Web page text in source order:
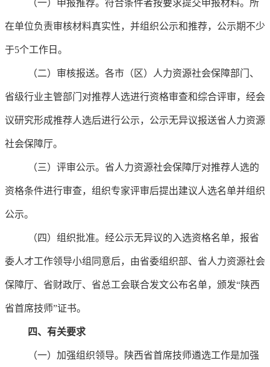
（一）申报推荐。符合条件者按要求提交申报材料。所
在单位负责审核材料真实性，并组织公示和推荐，公示期不少
于5个工作日。
（二）审核报送。各市（区）人力资源社会保障部门、
省级行业主管部门对推荐人选进行资格审查和综合评审，经会
议研究形成推荐人选后进行公示，公示无异议报送省人力资源
社会保障厅。
（三）评审公示。省人力资源社会保障厅对推荐人选的
资格条件进行审查，组织专家评审后提出建议人选名单并组织
公示。
（四）组织批准。经公示无异议的入选资格名单，报省
委人才工作领导小组同意后，由省委组织部、省人力资源社会
保障厅、省财政厅、省总工会联合发文公布名单，颁发“陕西
省首席技师”证书。
四、有关要求
（一）加强组织领导。陕西省首席技师遴选工作是加强